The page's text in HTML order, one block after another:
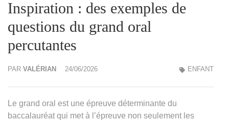
Inspiration : des exemples de
questions du grand oral
percutantes
PAR VALÉRIAN 24/06/2026 ENFANT
Le grand oral est une épreuve déterminante du
baccalauréat qui met à l’épreuve non seulement les